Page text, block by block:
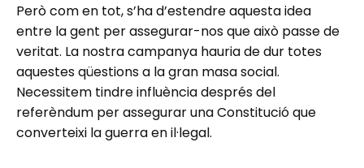
Però com en tot, s’ha d’estendre aquesta idea
entre la gent per assegurar-nos que això passe de
veritat. La nostra campanya hauria de dur totes
aquestes qüestions a la gran masa social.
Necessitem tindre influència després del
referèndum per assegurar una Constitució que
converteixi la guerra en il·legal.